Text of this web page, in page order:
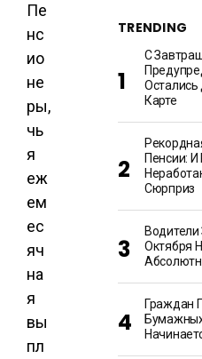
Пе
нс
ио
не
ры,
чь
я
еж
ем
ес
яч
на
я
вы
пл
TRENDING
С
Остались
Карте
Пенсии:
Сюрприз
Водители
Октября
Граждан